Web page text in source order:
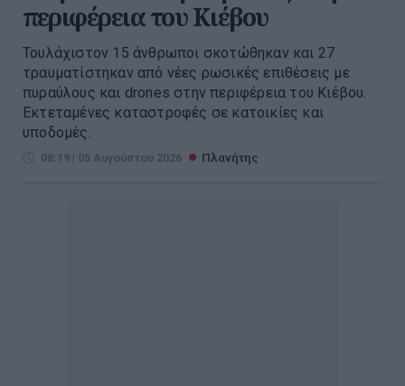
περιφέρεια του Κιέβου
Τουλάχιστον 15 άνθρωποι σκοτώθηκαν και 27
τραυματίστηκαν από νέες ρωσικές επιθέσεις με
πυραύλους και drones στην περιφέρεια του Κιέβου.
Εκτεταμένες καταστροφές σε κατοικίες και
υποδομές.
08:19 | 05 Αυγούστου 2026 Πλανήτης